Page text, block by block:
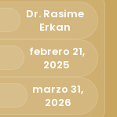
Română
Русский
Български
Svenska
Dr. Rasime
Erkan
febrero 21,
2025
marzo 31,
2026